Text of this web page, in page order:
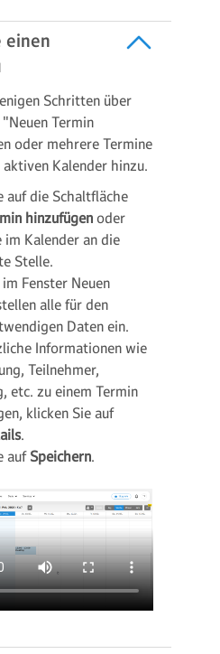
einen
Schritten über
Termin
oder mehrere Termine
Kalender hinzu.
auf die Schaltfläche
hinzufügen oder
im Kalender an die
Stelle.
im Fenster Neuen
alle für den
Daten ein.
Informationen wie
Teilnehmer,
etc. zu einem Termin
klicken Sie auf
.
auf Speichern.